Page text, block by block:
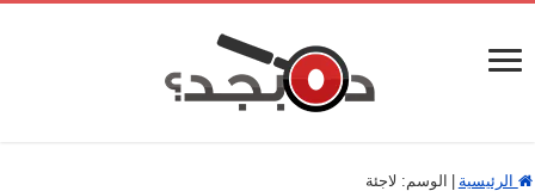
الرئيسية الوسم: لاجئة